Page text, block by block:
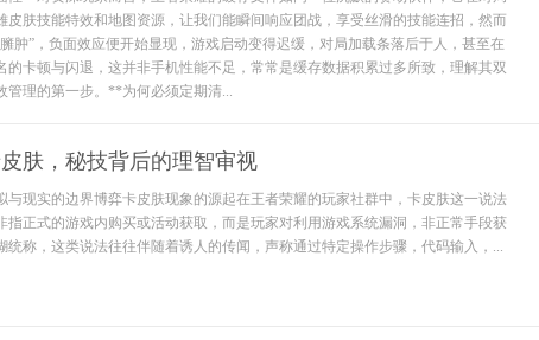
皮肤技能特效和地图资源，让我们能瞬间响应团战，享受丝滑的技能连招，然而
肿”，负面效应便开始显现，游戏启动变得迟缓，对局加载条落后于人，甚至在
的卡顿与闪退，这并非手机性能不足，常常是缓存数据积累过多所致，理解其双
管理的第一步。**为何必须定期清...
肤，秘技背后的理智审视
与现实的边界博弈卡皮肤现象的源起在王者荣耀的玩家社群中，卡皮肤这一说法
指正式的游戏内购买或活动获取，而是玩家对利用游戏系统漏洞，非正常手段获
统称，这类说法往往伴随着诱人的传闻，声称通过特定操作步骤，代码输入，...